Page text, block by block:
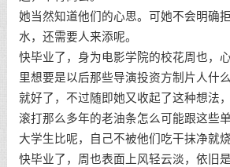
她当然知道他们的心思。可她不会明确
水，还需要人来添呢。
快毕业了，身为电影学院的校花周也，
里想要是以后那些导演投资方制片人什
就好了，不过随即她又收起了这种想法
滚打那么多年的老油条怎么可能跟这些
大学生比呢，自己不被他们吃干抹净就
快毕业了，周也表面上风轻云淡，依旧